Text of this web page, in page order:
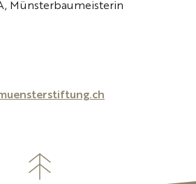
Münsterbaumeisterin